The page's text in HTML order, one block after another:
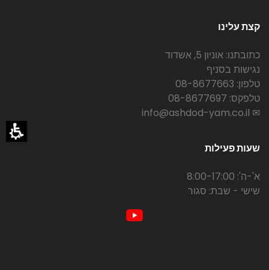
קצת עלינו
כתובתנו: אוניון 5, אשדוד
נגישות בסניף
טלפון: 08-8677663
טלפקס: 08-8677697
✉ info@ashdod-yam.co.il
שעות פעילות
א'-ה': 8:00-17:00
שישי - שבת: סגור